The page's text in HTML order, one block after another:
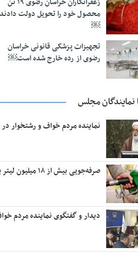
محصول خود را تحویل دولت دادند
￼
تجهیزات پزشکی قانونی خراسان
رضوی از رده خارج شده است￼
نمایندگان مجلس
نماینده مردم خواف و رشتخوار
صرفه‌جویی بیش از ۱۸ میلیون لیتر بنزین در منطقه تربت‌حیدریه￼
دیدار و گفتگوی نماینده مردم